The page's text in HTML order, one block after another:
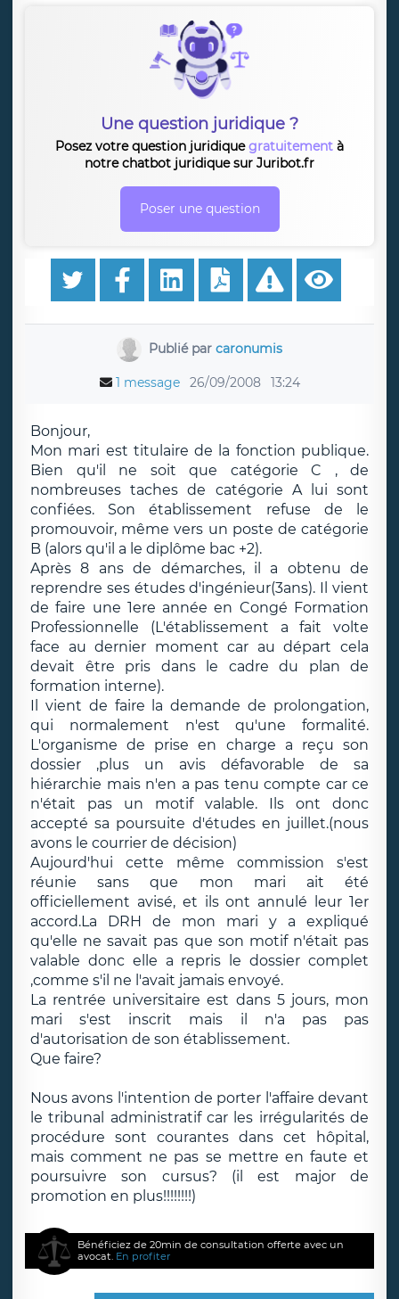
Une question juridique ?
Posez votre question juridiquegratuitement à
notre chatbot juridique sur Juribot.fr
Poser une question
Publié par caronumis
1 message 26/09/2008 13:24
Bonjour,
Mon mari est titulaire de la fonction publique.
Bien qu'il ne soit que catégorie C , de
nombreuses taches de catégorie A lui sont
confiées. Son établissement refuse de le
promouvoir, même vers un poste de catégorie
B (alors qu'il a le diplôme bac +2).
Après 8 ans de démarches, il a obtenu de
reprendre ses études d'ingénieur(3ans). Il vient
de faire une 1ere année en Congé Formation
Professionnelle (L'établissement a fait volte
face au dernier moment car au départ cela
devait être pris dans le cadre du plan de
formation interne).
Il vient de faire la demande de prolongation,
qui normalement n'est qu'une formalité.
L'organisme de prise en charge a reçu son
dossier ,plus un avis défavorable de sa
hiérarchie mais n'en a pas tenu compte car ce
n'était pas un motif valable. Ils ont donc
accepté sa poursuite d'études en juillet.(nous
avons le courrier de décision)
Aujourd'hui cette même commission s'est
réunie sans que mon mari ait été
officiellement avisé, et ils ont annulé leur 1er
accord.La DRH de mon mari y a expliqué
qu'elle ne savait pas que son motif n'était pas
valable donc elle a repris le dossier complet
,comme s'il ne l'avait jamais envoyé.
La rentrée universitaire est dans 5 jours, mon
mari s'est inscrit mais il n'a pas pas
d'autorisation de son établissement.
Que faire?
Nous avons l'intention de porter l'affaire devant
le tribunal administratif car les irrégularités de
procédure sont courantes dans cet hôpital,
mais comment ne pas se mettre en faute et
poursuivre son cursus? (il est major de
promotion en plus!!!!!!!!)
Bénéficiez de 20min de consultation offerte avec un
avocat. En profiter